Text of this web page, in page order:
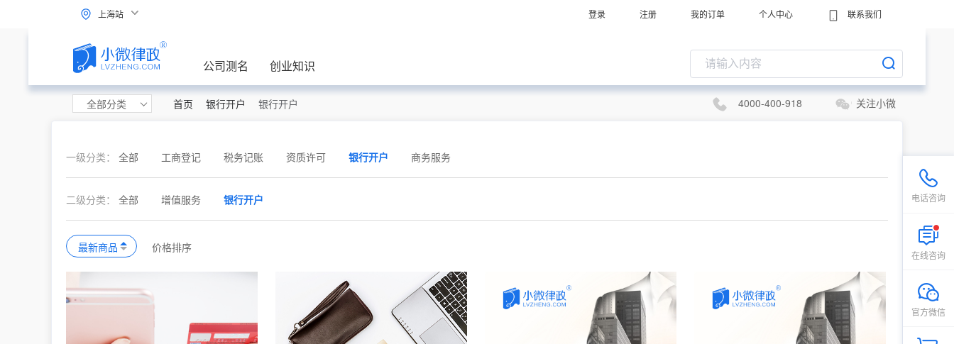
上海站 登录 注册 我的订单 个人中心 联系我们
公司测名 创业知识
全部分类 首页 银行开户 银行开户 4000-400-918 关注小微
一级分类： 全部 工商登记 税务记账 资质许可 银行开户 商务服务
二级分类： 全部 增值服务 银行开户
最新商品 价格排序
电话咨询
在线咨询
官方微信